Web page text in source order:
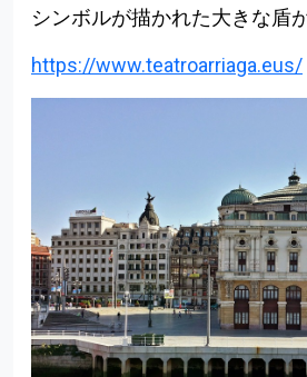
シンボルが描かれた大きな盾
https://www.teatroarriaga.eus/